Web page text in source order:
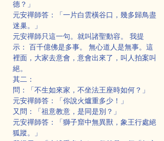
德？」
元安禪師答：「一片白雲橫谷口，幾多歸鳥盡
迷巢。」
元安禪師只這一句。就叫諸聖動容。 我提
示： 百千億佛是多事。 無心道人是無事。這
裡面，大家去意會，意會出來了，叫人拍案叫
絕。
其二：
問：「不生如來家，不坐法王座時如何？」
元安禪師答：「你說火爐重多少！」
又問：「祖意教意，是同是別？」
元安禪師答：「獅子窟中無異獸，象王行處絕
狐蹤。」